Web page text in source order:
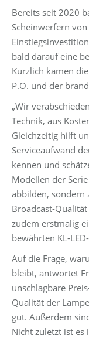
Bereits seit 2020
Scheinwerfern
bald darauf eine
Kürzlich kamen
P.O. und der
„Wir
Technik, aus
Gleichzeitig hilft
Serviceaufwand
kennen und
Modellen der
abbilden, sondern
Broadcast-
zudem erstmalig
bewährten KL-
Auf die Frage,
bleibt, antwortet
unschlagbare
Qualität der
gut. Außerdem
Nicht zuletzt ist